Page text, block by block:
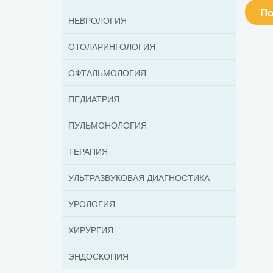
НЕВРОЛОГИЯ
ОТОЛАРИНГОЛОГИЯ
ОФТАЛЬМОЛОГИЯ
ПЕДИАТРИЯ
ПУЛЬМОНОЛОГИЯ
ТЕРАПИЯ
УЛЬТРАЗВУКОВАЯ ДИАГНОСТИКА
УРОЛОГИЯ
ХИРУРГИЯ
ЭНДОСКОПИЯ